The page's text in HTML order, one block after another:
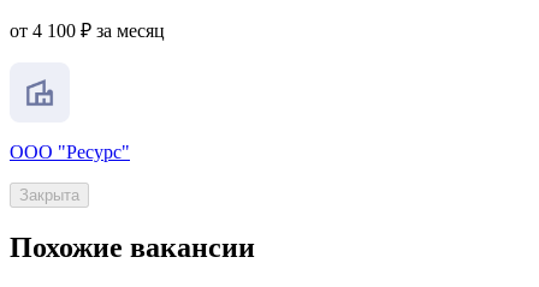
от 4 100 ₽ за месяц
ООО "Ресурс"
Закрыта
Похожие вакансии